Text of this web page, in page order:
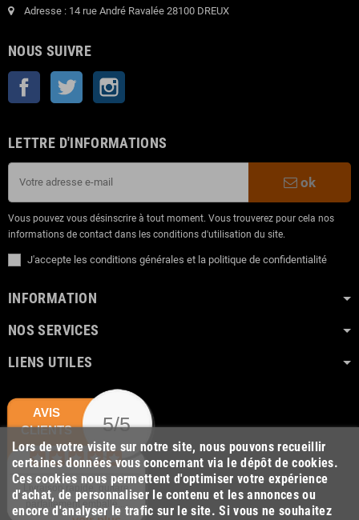
Adresse : 14 rue André Ravalée 28100 DREUX
NOUS SUIVRE
Facebook Twitter
LETTRE D'INFORMATIONS
ok
Vous pouvez vous désinscrire à tout moment. Vous trouverez pour cela nos
informations de contact dans les conditions d'utilisation du site.
J'accepte les conditions générales et la politique de confidentialité
INFORMATION
NOS SERVICES
LIENS UTILES
Lors de votre visite sur notre site, nous pouvons recueillir
certaines données vous concernant via le dépôt de cookies.
Ces cookies nous permettent d'optimiser votre expérience
d'achat, de personnaliser le contenu et les annonces ou
encore d'analyser le trafic sur le site. Si vous ne souhaitez
AVIS
CLIENTS
5/5
Livraison rapide, guitare
parfaitement emballé,...